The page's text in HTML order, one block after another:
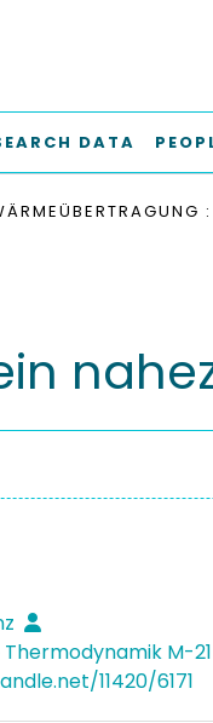
DATA
M-21
11420/6171